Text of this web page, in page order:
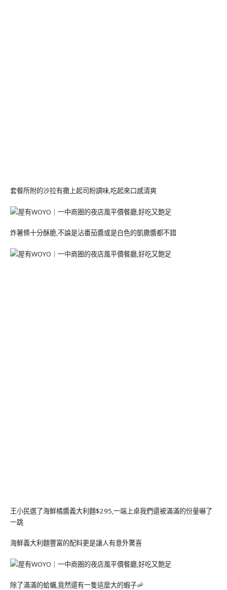
套餐所附的沙拉有撒上起司粉調味,吃起來口感清爽
炸薯條十分酥脆,不論是沾番茄醬或是白色的凱撒醬都不錯
王小民選了海鮮橘醬義大利麵$295,一端上桌我們還被滿滿的份量嚇了
一跳
海鮮義大利麵豐富的配料更是讓人有意外驚喜
除了滿滿的蛤蠣,竟然還有一隻這麼大的蝦子🦐